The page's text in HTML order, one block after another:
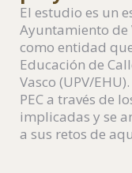
El estudio es un
Ayuntamiento de
como entidad
Educación de
Vasco (UPV/
PEC a través de
implicadas y se
a sus retos de